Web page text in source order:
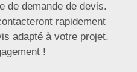
de demande de devis.
rapidement
adapté à votre projet.
!